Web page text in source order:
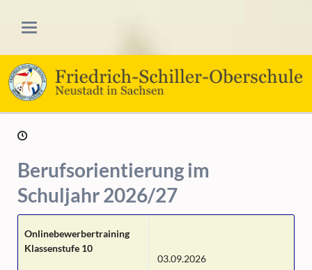
Berufsorientierung im
Schuljahr 2026/27
Onlinebewerbertraining
Klassenstufe 10
03.09.2026